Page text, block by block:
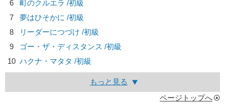
6
町のクルエラ /初級
7
夢はひそかに /初級
8
リーダーにつづけ /初級
9
ゴー・ザ・ディスタンス /初級
10 ハクナ・マタタ /初級
もっと見る
ページトップへ